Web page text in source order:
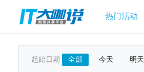
热门活动
起始日期 全部 今天 明天